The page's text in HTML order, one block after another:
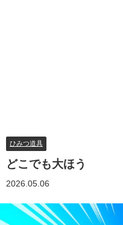
ひみつ道具
どこでも大ほう
2026.05.06